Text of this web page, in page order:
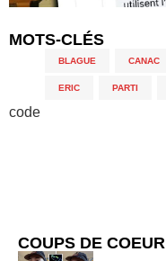
MOTS-CLÉS
BLAGUE CANAC
ERIC PARTI
code
COUPS DE COEUR